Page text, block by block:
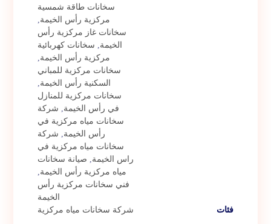
سخانات طاقة شمسية
مركزية رأس الخيمة
سخانات غاز مركزية رأس
الخيمة
سخانات كهربائية
مركزية رأس الخيمة
سخانات مركزية للمباني
السكنية رأس الخيمة
سخانات مركزية للمنازل
في رأس الخيمة
شركة
سخانات مياه مركزية في
رأس الخيمة
شركة
سخانات مياه مركزية في
راس الخيمة
صيانة سخانات
مياه مركزية رأس الخيمة
فني سخانات مركزية رأس
الخيمة
فئات
شركة سخانات مياه مركزية